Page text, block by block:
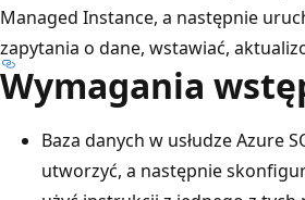
Managed Instance, a następnie
zapytania o dane, wstawiać,
Wymagania
Baza danych w usłudze Azure
utworzyć, a następnie